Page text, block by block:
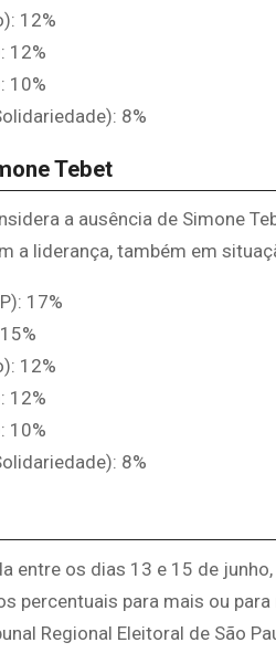
12%
12%
10%
8%
Tebet
a ausência de Simone
a liderança, também em
17%
12%
12%
10%
8%
entre os dias 13 e 15 de
percentuais para mais ou
Regional Eleitoral de São